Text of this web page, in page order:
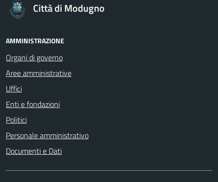
Città di Modugno
AMMINISTRAZIONE
Organi di governo
Aree amministrative
Uffici
Enti e fondazioni
Politici
Personale amministrativo
Documenti e Dati